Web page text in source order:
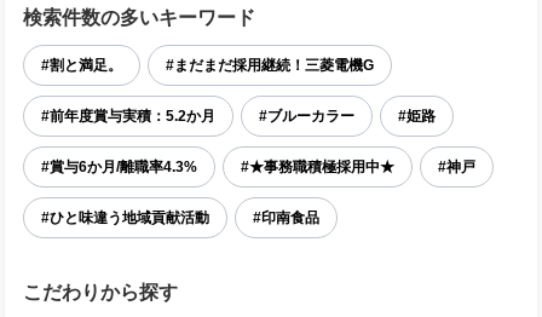
検索件数の多いキーワード
#割と満足。 #まだまだ採用継続！三菱電機G
#前年度賞与実積：5.2か月 #ブルーカラー #姫路
#賞与6か月/離職率4.3% #★事務職積極採用中★ #神戸
#ひと味違う地域貢献活動 #印南食品
こだわりから探す